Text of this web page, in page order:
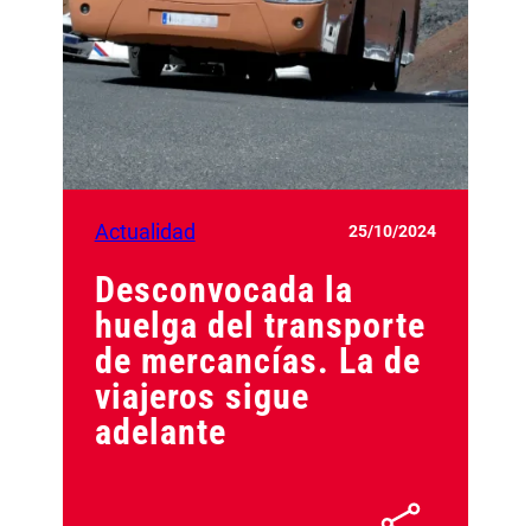
Actualidad 25/10/2024
Desconvocada la
huelga del transporte
de mercancías. La de
viajeros sigue
adelante